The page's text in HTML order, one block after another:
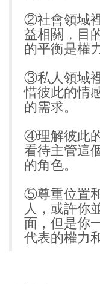
②社會領域
益相關，目
的平衡是權
③私人領域
惜彼此的情
的需求。
④理解彼此
看待主管這
的角色。
⑤尊重位置
人，或許你
面，但是你
代表的權力